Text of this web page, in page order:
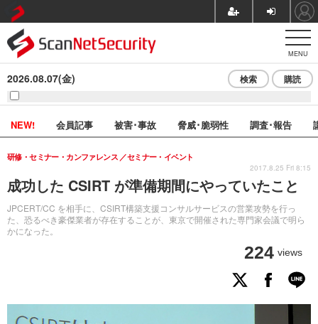
MENU
2026.08.07(金) 検索 購読
NEW! 会員記事 被害･事故 脅威･脆弱性 調査･報告
成功した CSIRT が準備期間にやっていたこと
JPCERT/CC を相手に、CSIRT構築支援コンサルサービスの営業攻勢を行っ
た、恐るべき豪傑業者が存在することが、東京で開催された専門家会議で明ら
かになった。
研修・セミナー・カンファレンス セミナー・イベント
224 views
2017.8.25 Fri 8:15